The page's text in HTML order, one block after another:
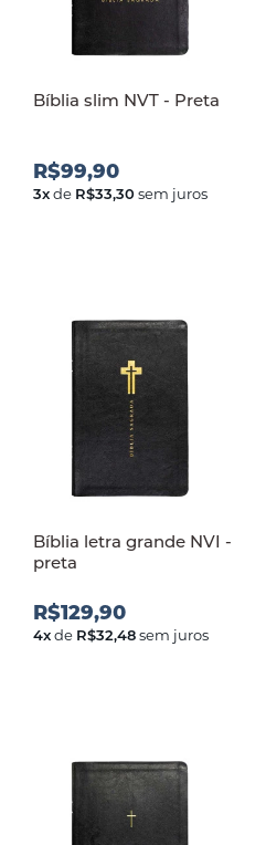
Bíblia slim NVT - Preta
R$99,90
3xde R$33,30sem juros
Bíblia letra grande NVI -
preta
R$129,90
4xde R$32,48sem juros